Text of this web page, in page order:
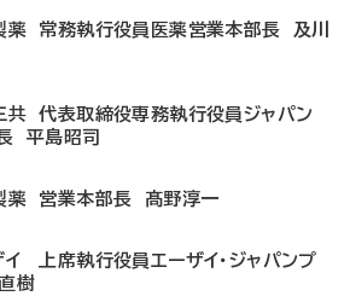
薬 常務執行役員医薬営業本部長 及川
共 代表取締役専務執行役員ジャパン
平島昭司
製薬 営業本部長 髙野淳一
イ 上席執行役員エーザイ・ジャパンプ
樹